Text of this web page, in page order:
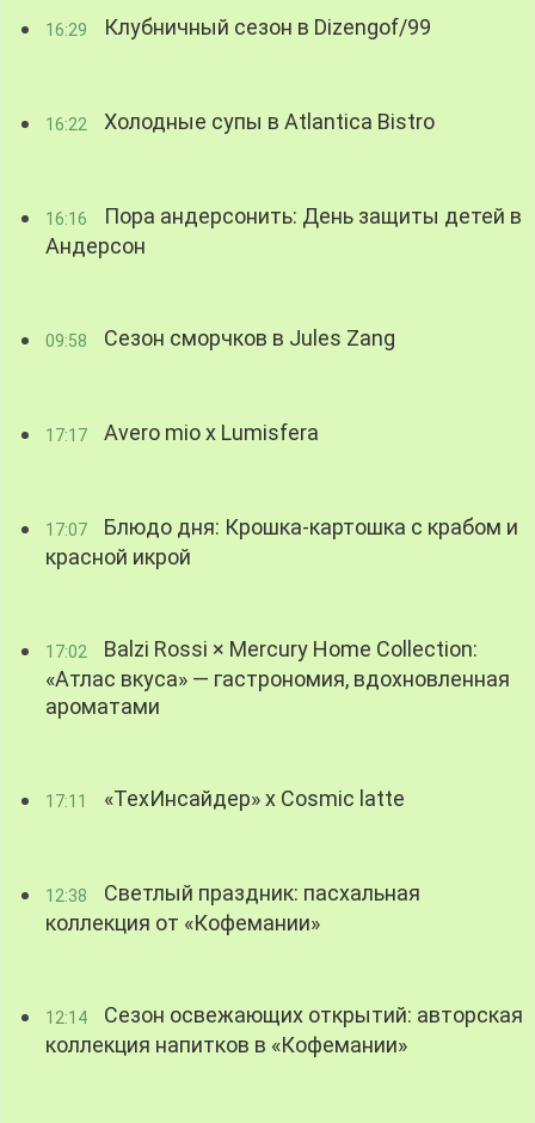
16:29 Клубничный сезон в Dizengof/99
16:22 Холодные супы в Atlantica Bistro
16:16
Пора андерсонить: День защиты детей в
Андерсон
09:58 Сезон сморчков в Jules Zang
17:17 Avero mio x Lumisfera
17:07
Блюдо дня: Крошка-картошка с крабом и
красной икрой
17:02
Balzi Rossi × Mercury Home Collection:
«Атлас вкуса» — гастрономия, вдохновленная
ароматами
17:11 «ТехИнсайдер» х Cosmic latte
12:38
Светлый праздник: пасхальная
коллекция от «Кофемании»
12:14
Сезон освежающих открытий: авторская
коллекция напитков в «Кофемании»